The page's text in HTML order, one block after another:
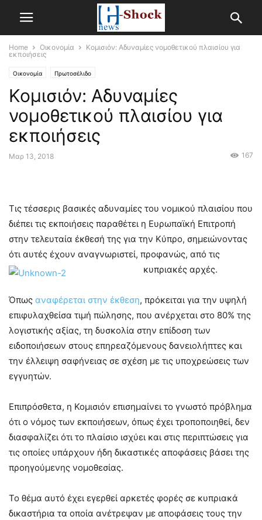
Home Οικονομία
Κομισιόν: Αδυναμίες νομοθετικού πλαισίου για
εκποιήσεις
Οικονομία Πρωτοσέλιδο
Κομισιόν: Αδυναμίες
νομοθετικού πλαισίου για
εκποιήσεις
Μαρ 13, 2018 167
Τις τέσσερις βασικές αδυναμίες του νομικού πλαισίου που
διέπει τις εκποιήσεις παραθέτει η Ευρωπαϊκή Επιτροπή
στην τελευταία έκθεσή της για την Κύπρο, σημειώνοντας
ότι αυτές έχουν αναγνωριστεί, προφανώς, από τις
κυπριακές αρχές.
Όπως αναφέρεται στην έκθεση, πρόκειται για την υψηλή
επιφυλαχθείσα τιμή πώλησης, που ανέρχεται στο 80% της
λογιστικής αξίας, τη δυσκολία στην επίδοση των
ειδοποιήσεων στους επηρεαζόμενους δανειολήπτες και
την έλλειψη σαφήνειας σε σχέση με τις υποχρεώσεις των
εγγυητών.
Επιπρόσθετα, η Κομισιόν επισημαίνει το γνωστό πρόβλημα
ότι ο νόμος των εκποιήσεων, όπως έχει τροποποιηθεί, δεν
διασφαλίζει ότι το πλαίσιο ισχύει και στις περιπτώσεις για
τις οποίες υπάρχουν ήδη δικαστικές αποφάσεις βάσει της
προηγούμενης νομοθεσίας.
Το θέμα αυτό έχει εγερθεί αρκετές φορές σε κυπριακά
δικαστήρια τα οποία ανέτρεψαν με αποφάσεις τους την